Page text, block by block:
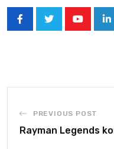
PREVIOUS POST
Rayman Legends